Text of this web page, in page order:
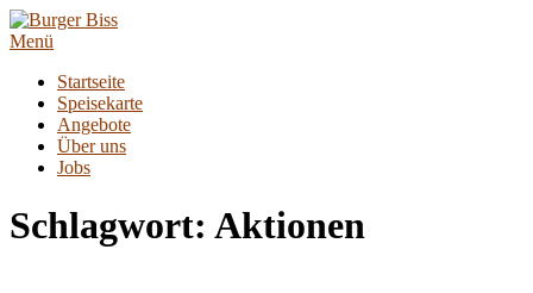
Zum
Inhalt
Menü
Startseite
Speisekarte
Angebote
Über uns
Jobs
Schlagwort: Aktionen